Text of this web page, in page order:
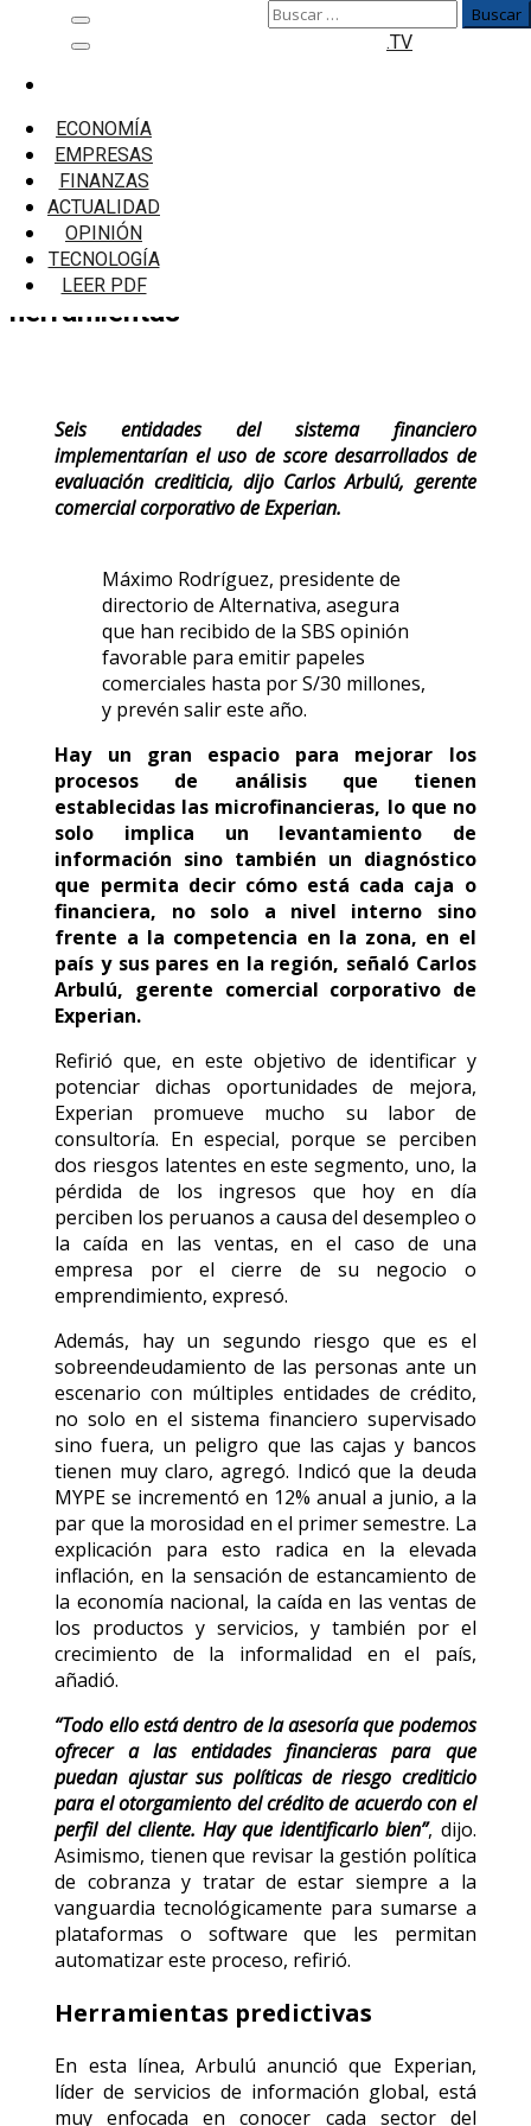
Menú
principal
ECONOMÍA
EMPRESAS
FINANZAS
ACTUALIDAD
OPINIÓN
TECNOLOGÍA
LEER PDF
Buscar:
.TV
Evaluación crediticia de clientes de
microfinancieras se innova con nuevas
herramientas
Evaluación crediticia de clientes de
microfinancieras se innova con nuevas
herramientas
Seis entidades del sistema financiero
implementarían el uso de score desarrollados de
evaluación crediticia, dijo Carlos Arbulú, gerente
comercial corporativo de Experian.
Máximo Rodríguez, presidente de
directorio de Alternativa, asegura
que han recibido de la SBS opinión
favorable para emitir papeles
comerciales hasta por S/30 millones,
y prevén salir este año.
Hay un gran espacio para mejorar los
procesos de análisis que tienen
establecidas las microfinancieras, lo que no
solo implica un levantamiento de
información sino también un diagnóstico
que permita decir cómo está cada caja o
financiera, no solo a nivel interno sino
frente a la competencia en la zona, en el
país y sus pares en la región, señaló Carlos
Arbulú, gerente comercial corporativo de
Experian.
Refirió que, en este objetivo de identificar y
potenciar dichas oportunidades de mejora,
Experian promueve mucho su labor de
consultoría. En especial, porque se perciben
dos riesgos latentes en este segmento, uno, la
pérdida de los ingresos que hoy en día
perciben los peruanos a causa del desempleo o
la caída en las ventas, en el caso de una
empresa por el cierre de su negocio o
emprendimiento, expresó.
Además, hay un segundo riesgo que es el
sobreendeudamiento de las personas ante un
escenario con múltiples entidades de crédito,
no solo en el sistema financiero supervisado
sino fuera, un peligro que las cajas y bancos
tienen muy claro, agregó. Indicó que la deuda
MYPE se incrementó en 12% anual a junio, a la
par que la morosidad en el primer semestre. La
explicación para esto radica en la elevada
inflación, en la sensación de estancamiento de
la economía nacional, la caída en las ventas de
los productos y servicios, y también por el
crecimiento de la informalidad en el país,
añadió.
“Todo ello está dentro de la asesoría que podemos
ofrecer a las entidades financieras para que
puedan ajustar sus políticas de riesgo crediticio
para el otorgamiento del crédito de acuerdo con el
perfil del cliente. Hay que identificarlo bien”, dijo.
Asimismo, tienen que revisar la gestión política
de cobranza y tratar de estar siempre a la
vanguardia tecnológicamente para sumarse a
plataformas o software que les permitan
automatizar este proceso, refirió.
Herramientas predictivas
En esta línea, Arbulú anunció que Experian,
líder de servicios de información global, está
muy enfocada en conocer cada sector del